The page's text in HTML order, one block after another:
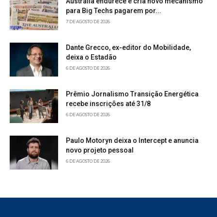
para Big Techs pagarem por...
7 DE AGOSTO DE 2026
Dante Grecco, ex-editor do Mobilidade,
deixa o Estadão
6 DE AGOSTO DE 2026
Prêmio Jornalismo Transição Energética
recebe inscrições até 31/8
6 DE AGOSTO DE 2026
Paulo Motoryn deixa o Intercept e anuncia
novo projeto pessoal
6 DE AGOSTO DE 2026